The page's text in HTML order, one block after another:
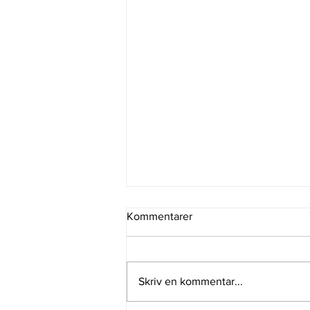
Kommentarer
Skriv en kommentar...